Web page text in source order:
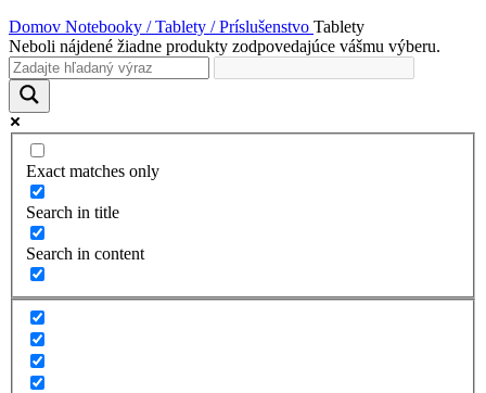
Domov Notebooky / Tablety / Príslušenstvo Tablety
Neboli nájdené žiadne produkty zodpovedajúce vášmu výberu.
Exact matches only
Search in title
Search in content